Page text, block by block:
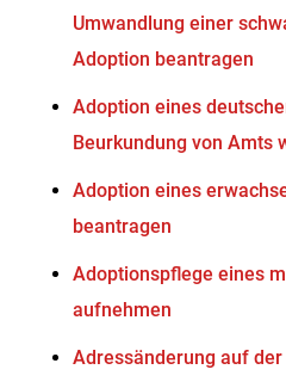
Umwandlung einer
Adoption beantragen
Adoption eines
Beurkundung von Amts
Adoption eines
beantragen
Adoptionspflege eines
aufnehmen
Adressänderung auf